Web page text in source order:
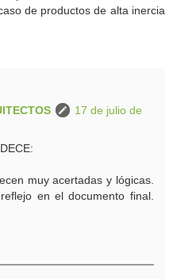
de productos de alta inercia
17 de julio de
muy acertadas y lógicas.
en el documento final.